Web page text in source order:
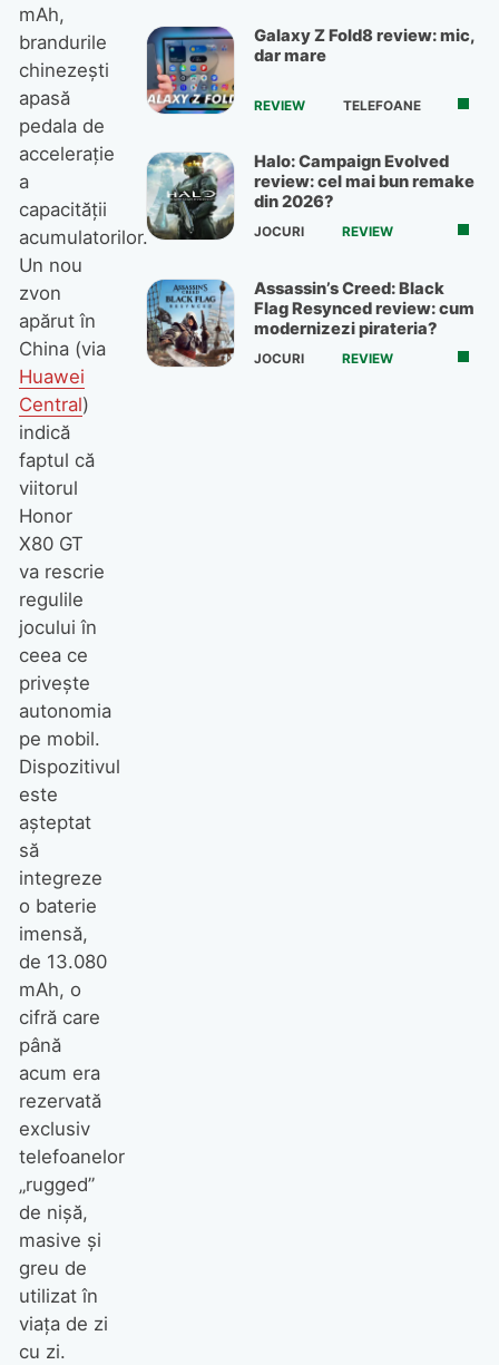
mAh,
brandurile
chinezești
apasă
pedala de
accelerație
a
capacității
acumulatorilor.
Un nou
zvon
apărut în
China (via
Huawei
Central)
indică
faptul că
viitorul
Honor
X80 GT
va rescrie
regulile
jocului în
ceea ce
privește
autonomia
pe mobil.
Dispozitivul
este
așteptat
să
integreze
o baterie
imensă,
de 13.080
mAh, o
cifră care
până
acum era
rezervată
exclusiv
telefoanelor
„rugged”
de nișă,
masive și
greu de
utilizat în
viața de zi
cu zi.
Galaxy Z Fold8 review: mic,
dar mare
REVIEW TELEFOANE
Halo: Campaign Evolved
review: cel mai bun remake
din 2026?
JOCURI REVIEW
Assassin’s Creed: Black
Flag Resynced review: cum
modernizezi pirateria?
JOCURI REVIEW